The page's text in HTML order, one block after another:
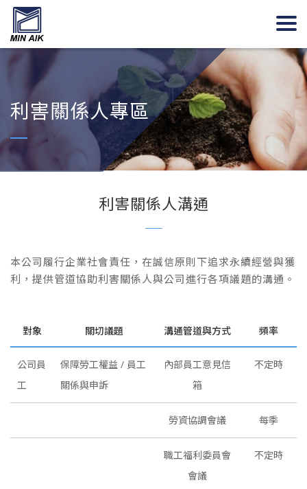
利害關係人專區
利害關係人溝通
本公司履行企業社會責任，在誠信原則下追求永續經營與獲
利，提供管道協助利害關係人與公司進行各項議題的溝通。
對象 關切議題 溝通管道與方式 頻率
公司員
工
保障勞工權益 / 員工
關係與申訴
內部員工意見信
箱
不定時
勞資協調會議 每季
職工福利委員會
會議
不定時